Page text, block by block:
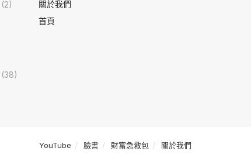
(2)
(38)
關於我們
首頁
YouTube 臉書 財富急救包 關於我們